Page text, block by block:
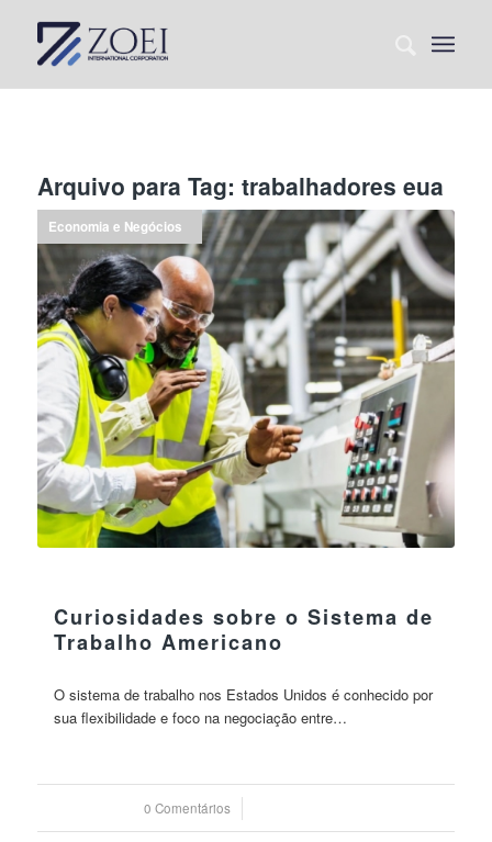
Arquivo para Tag: trabalhadores eua
Economia e Negócios
Curiosidades sobre o Sistema de
Trabalho Americano
O sistema de trabalho nos Estados Unidos é conhecido por
sua flexibilidade e foco na negociação entre…
0 Comentários
/